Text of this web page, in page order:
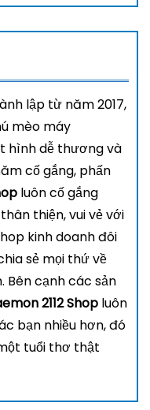
lập từ năm 2017,
mèo máy
hình dễ thương và
cố gắng, phấn
luôn cố gắng
thiện, vui vẻ với
kinh doanh đôi
sẻ mọi thứ về
Bên cạnh các sản
2112 Shop luôn
bạn nhiều hơn, đó
tuổi thơ thật